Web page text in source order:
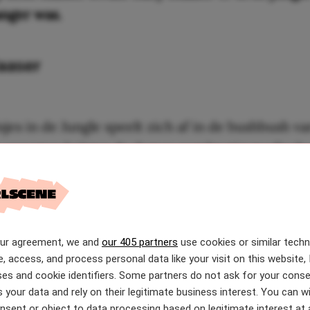
agreement, we and our 405 partners use cookies or similar
access, and process personal data like your visit on this website,
and cookie identifiers. Some partners do not ask for your
your data and rely on their legitimate business interest. You can
was.
in de Jungle speelt zich af in de bushbush
opnames krijgen de dames regelmatig
om te kijken of iemand ergens last van heeft
nog wel goed gaat. Zo ging ook Gaby
check-up. “En toen heb ik een grapje
tegen RTL Boulevard. “Ik weet niet meer
maar van: haha, ik ben over tijd dus ik heb